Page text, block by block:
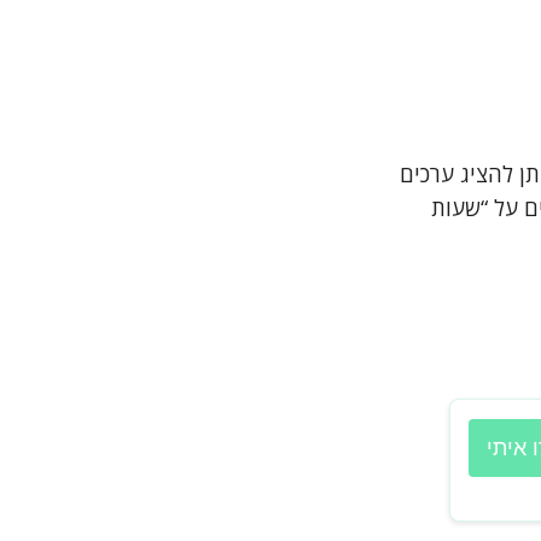
להציג ערכים
על “שעות
איתי